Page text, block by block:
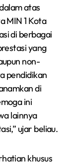
atas
MIN 1 Kota
di berbagai
yang
non-
pendidikan
di
ini
lainnya
ujar beliau.
khusus